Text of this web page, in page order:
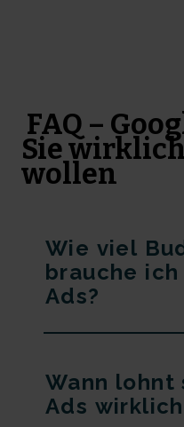
FAQ –
Sie
wollen
Wie viel
brauche
Ads?
Wann lohnt
Ads